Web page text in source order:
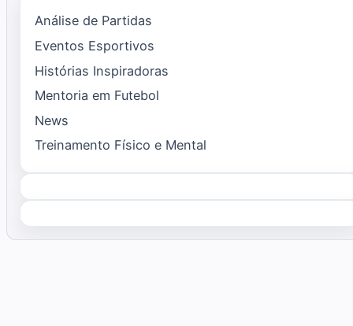
Análise de Partidas
Eventos Esportivos
Histórias Inspiradoras
Mentoria em Futebol
News
Treinamento Físico e Mental